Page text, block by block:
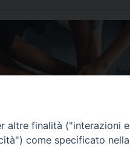
altre finalità ("interazioni e
come specificato nella